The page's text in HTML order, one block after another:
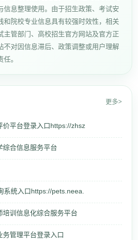
信息整理使用。由于招生政策、考试安
和院校专业信息具有较强时效性，相关
主管部门、高校招生官方网站及官方正
不对因信息滞后、政策调整或用户理解
。
更多>
价平台登录入口https://zhsz
综合信息服务平台
系统入口https://pets.neea.
培训信息化综合服务平台
务管理平台登录入口